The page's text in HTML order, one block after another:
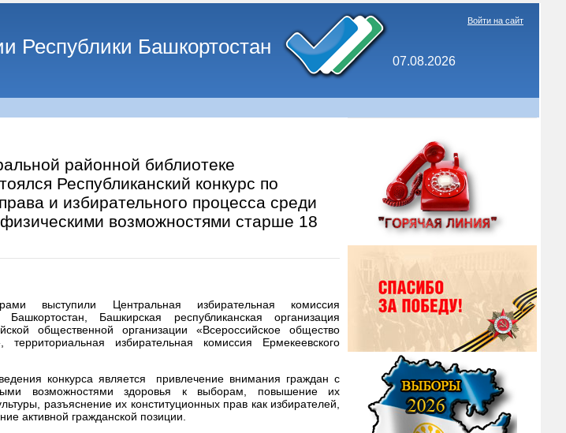
Республики Башкортостан
07.08.2026
Войти на сайт
районной библиотеке
Республиканский конкурс по
и избирательного процесса среди
возможностями старше 18
выступили Центральная избирательная комиссия
Башкортостан, Башкирская республиканская организация
общественной организации «Всероссийское общество
территориальная избирательная комиссия Ермекеевского
конкурса является привлечение внимания граждан с
возможностями здоровья к выборам, повышение их
разъяснение их конституционных прав как избирателей,
активной гражданской позиции.